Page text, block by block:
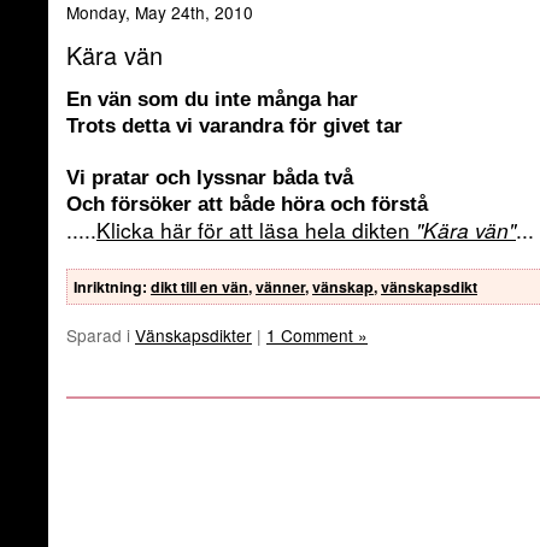
Monday, May 24th, 2010
Kära vän
En vän som du inte många har
Trots detta vi varandra för givet tar
Vi pratar och lyssnar båda två
Och försöker att både höra och förstå
.....Klicka här för att läsa hela dikten "Kära vän"...
Inriktning: dikt till en vän,vänner,vänskap,vänskapsdikt
Sparad i Vänskapsdikter | 1 Comment »